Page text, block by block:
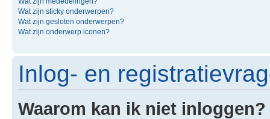
Wat zijn sticky onderwerpen?
Wat zijn gesloten onderwerpen?
Wat zijn onderwerp iconen?
Inlog- en
Waarom kan ik niet inloggen?